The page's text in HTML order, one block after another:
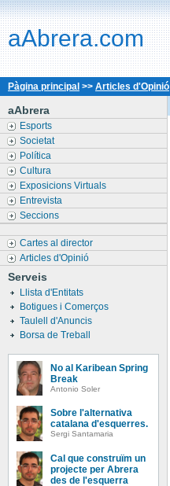
aAbrera.com
Pàgina principal >> Articles d'Opinió
aAbrera
Esports
Societat
Política
Cultura
Exposicions Virtuals
Entrevista
Seccions
Cartes al director
Articles d'Opinió
Serveis
Llista d'Entitats
Botigues i Comerços
Taulell d'Anuncis
Borsa de Treball
No al Karibean Spring
Break
Antonio Soler
Sobre l'alternativa
catalana d'esquerres.
Sergi Santamaria
Cal que construïm un
projecte per Abrera
des de l'esquerra